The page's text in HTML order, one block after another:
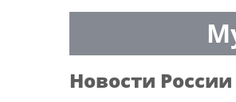
Новости России